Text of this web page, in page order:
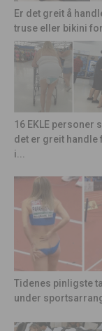
Er det greit å
truse eller bikini
16 EKLE personer
det er greit handle
i...
Tidenes pinligste
under